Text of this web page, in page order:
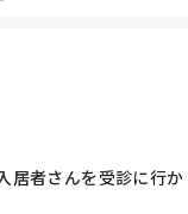
務をまとめて整備して
めにも必要なことだと
りよい関わりが出来る
居者さんを受診に行か
や看護師です)